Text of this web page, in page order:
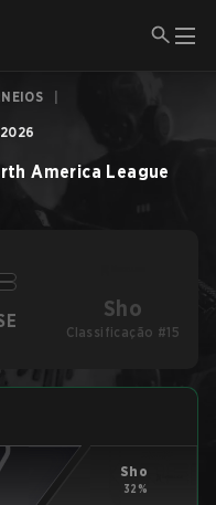
America League
Sho
Classificação #15
Sho
32%